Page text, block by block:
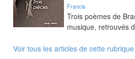
Francis
Trois poèmes de
musique, retrouvés
Voir tous les articles de cette rubrique